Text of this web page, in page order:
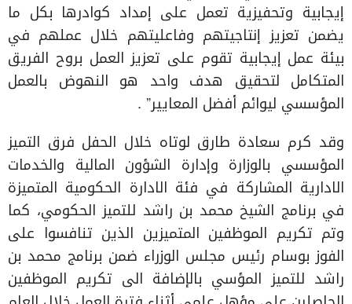
إيجابية وتحفيزية تعمل على إمداد كوادرها بكل ما
يضمن تعزيز إنتاجيتهم وفاعليتهم خلال عملهم في
بيئة عمل إيجابية تقوم على تعزيز العمل بروح الفريق
المتكامل لتحقيق هدف واحد هو النهوض بالعمل
المؤسسي ليوائم أفضل المعايير” .
وقد كرم سعادة طارق لوتاه خلال الحفل فرق التميز
المؤسسي بالوزارة وإدارة الشؤون المالية والخدمات
الادارية المشاركة في فئة الادارة الحكومية المتميزة
في برنامج الشيخ محمد بن راشد للتميز الحكومي، كما
وتم تكريم الموظفين المتميزين الذين تنافسوا على
الفوز بوسام رئيس مجلس الوزراء ضمن برنامج محمد بن
راشد للتميز المؤسي بالإضافة الى تكريم الموظفين